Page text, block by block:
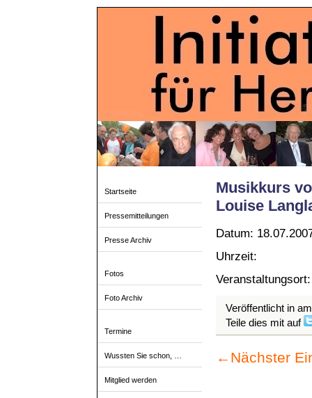
Startseite
Pressemitteilungen
Presse Archiv
Fotos
Foto Archiv
Termine
Wussten Sie schon, …
Mitglied werden
Musikkurs
Louise
Datum:
Uhrzeit:
Veröffentlicht in
Teile dies mit auf
← Nächster